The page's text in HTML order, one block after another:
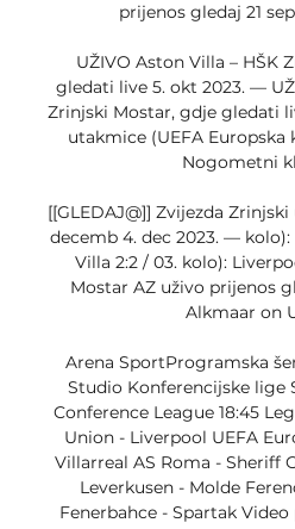
prijenos gledaj 21
UŽIVO Aston Villa – HŠK
gledati live 5. okt 2023. —
Zrinjski Mostar, gdje gledati
utakmice (UEFA Europska
Nogometni
[[GLEDAJ@]] Zvijezda
decemb 4. dec 2023. —
Villa 2:2 / 03. kolo):
Mostar AZ uživo prijenos
Alkmaar on
Arena SportProgramska
Studio Konferencijske lige
Conference League 18:45
Union - Liverpool UEFA
Villarreal AS Roma - Sheriff
Leverkusen - Molde
Fenerbahce - Spartak